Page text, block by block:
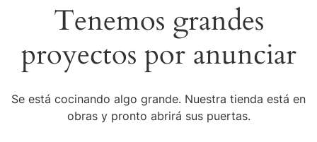
Tenemos grandes
proyectos por anunciar
Se está cocinando algo grande. Nuestra tienda está en
obras y pronto abrirá sus puertas.